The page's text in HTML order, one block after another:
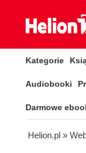
Kategorie
Audiobooki
Darmowe
Helion.pl »